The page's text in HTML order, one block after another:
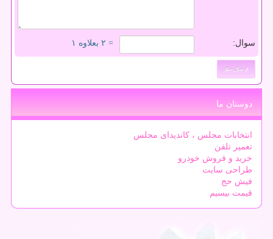
سوال: = ۲ بعلاوه ۱
دوستان ما
انتخابات مجلس ، کاندیدای مجلس
تعمیر تلفن
خرید و فروش خودرو
طراحی سایت
فیش حج
قیمت بیسیم